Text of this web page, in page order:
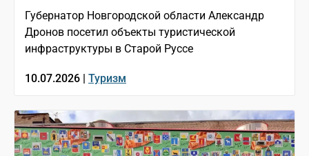
Губернатор Новгородской области Александр
Дронов посетил объекты туристической
инфраструктуры в Старой Руссе
10.07.2026 | Туризм